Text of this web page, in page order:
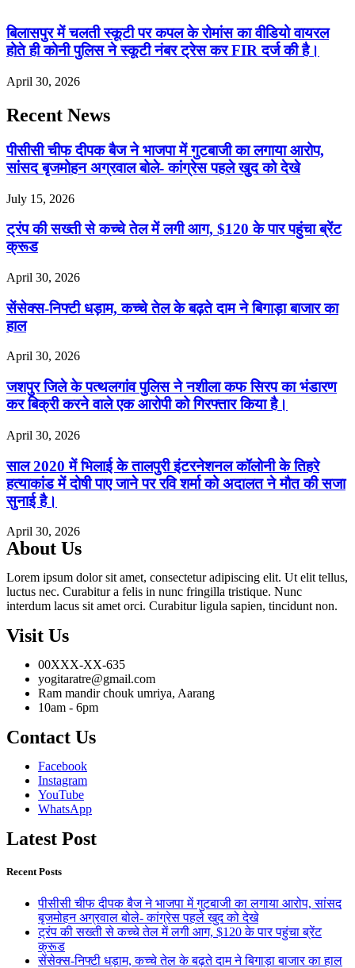
बिलासपुर में चलती स्कूटी पर कपल के रोमांस का वीडियो वायरल
होते ही कोनी पुलिस ने स्कूटी नंबर ट्रेस कर FIR दर्ज की है।
April 30, 2026
Recent News
पीसीसी चीफ दीपक बैज ने भाजपा में गुटबाजी का लगाया आरोप,
सांसद बृजमोहन अग्रवाल बोले- कांग्रेस पहले खुद को देखे
July 15, 2026
ट्रंप की सख्ती से कच्चे तेल में लगी आग, $120 के पार पहुंचा ब्रेंट
क्रूड
April 30, 2026
सेंसेक्स-निफ्टी धड़ाम, कच्चे तेल के बढ़ते दाम ने बिगाड़ा बाजार का
हाल
April 30, 2026
जशपुर जिले के पत्थलगांव पुलिस ने नशीला कफ सिरप का भंडारण
कर बिक्री करने वाले एक आरोपी को गिरफ्तार किया है।
April 30, 2026
साल 2020 में भिलाई के तालपुरी इंटरनेशनल कॉलोनी के तिहरे
हत्याकांड में दोषी पाए जाने पर रवि शर्मा को अदालत ने मौत की सजा
सुनाई है।
April 30, 2026
About Us
Lorem ipsum dolor sit amet, consectetur adipiscing elit. Ut elit tellus,
luctus nec. Curabitur a felis in nunc fringilla tristique. Nunc
interdum lacus sit amet orci. Curabitur ligula sapien, tincidunt non.
Visit Us
00XXX-XX-635
yogitaratre@gmail.com
Ram mandir chouk umriya, Aarang
10am - 6pm
Contact Us
Facebook
Instagram
YouTube
WhatsApp
Latest Post
Recent Posts
पीसीसी चीफ दीपक बैज ने भाजपा में गुटबाजी का लगाया आरोप, सांसद
बृजमोहन अग्रवाल बोले- कांग्रेस पहले खुद को देखे
ट्रंप की सख्ती से कच्चे तेल में लगी आग, $120 के पार पहुंचा ब्रेंट
क्रूड
सेंसेक्स-निफ्टी धड़ाम, कच्चे तेल के बढ़ते दाम ने बिगाड़ा बाजार का हाल